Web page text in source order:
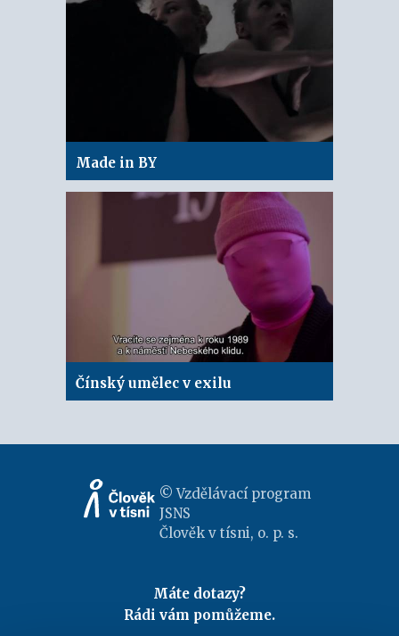
Made in BY
Čínský umělec v exilu
© Vzdělávací program
JSNS
Člověk v tísni, o. p. s.
Máte dotazy?
Rádi vám pomůžeme.